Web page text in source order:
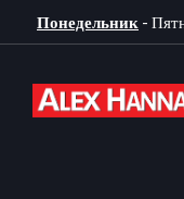
Понедельник -